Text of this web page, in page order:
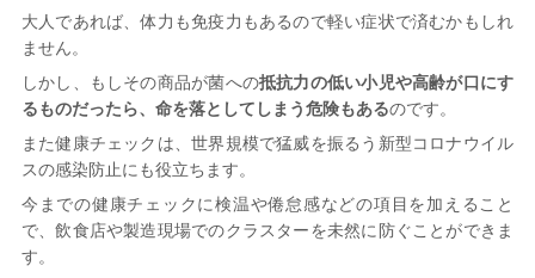
大人であれば、体力も免疫力もあるので軽い症状で済むかもしれ
ません。
しかし、もしその商品が菌への抵抗力の低い小児や高齢が口にす
るものだったら、命を落としてしまう危険もあるのです。
また健康チェックは、世界規模で猛威を振るう新型コロナウイル
スの感染防止にも役立ちます。
今までの健康チェックに検温や倦怠感などの項目を加えること
で、飲食店や製造現場でのクラスターを未然に防ぐことができま
す。